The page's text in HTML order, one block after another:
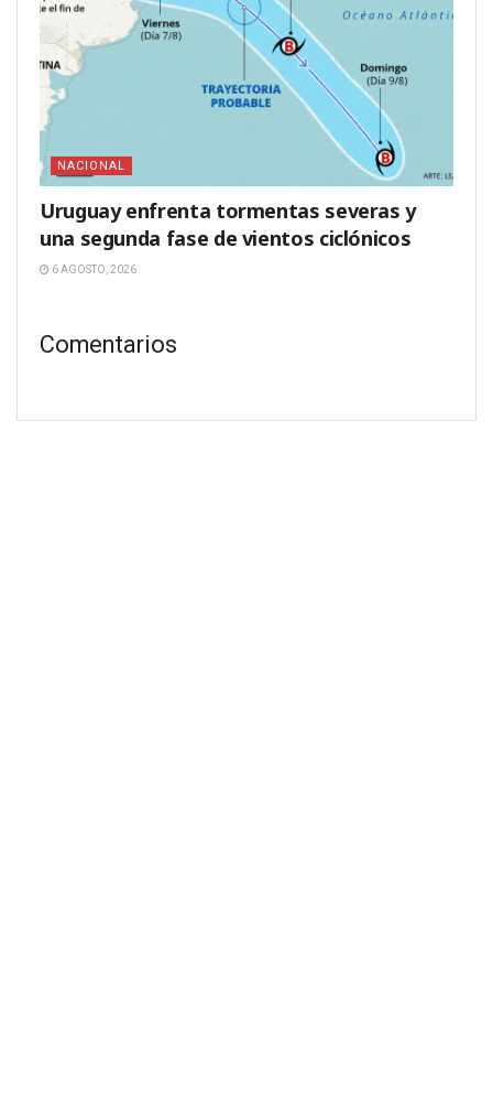
NACIONAL
Uruguay enfrenta tormentas severas y
una segunda fase de vientos ciclónicos
6 AGOSTO, 2026
Comentarios